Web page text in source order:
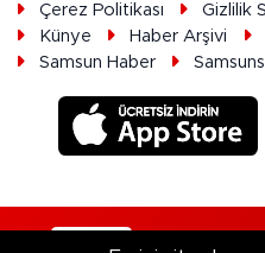
Çerez Politikası Gizlilik
Künye
Haber Arşivi
Samsun Haber